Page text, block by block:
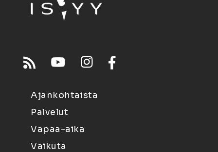
Ajankohtaista
Palvelut
Vapaa-aika
Vaikuta